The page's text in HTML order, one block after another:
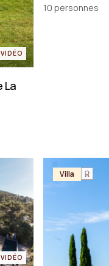
VIDÉO
La
10 personnes
VIDÉO
Villa